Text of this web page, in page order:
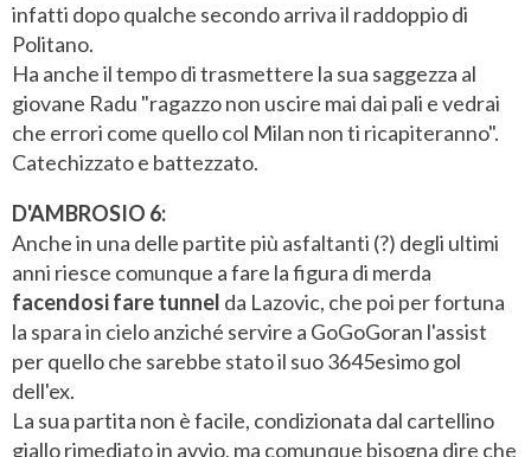
infatti dopo qualche secondo arriva il raddoppio di
Politano.
Ha anche il tempo di trasmettere la sua saggezza al
giovane Radu "ragazzo non uscire mai dai pali e vedrai
che errori come quello col Milan non ti ricapiteranno".
Catechizzato e battezzato.
D'AMBROSIO 6:
Anche in una delle partite più asfaltanti (?) degli ultimi
anni riesce comunque a fare la figura di merda
facendosi fare tunnel da Lazovic, che poi per fortuna
la spara in cielo anziché servire a GoGoGoran l'assist
per quello che sarebbe stato il suo 3645esimo gol
dell'ex.
La sua partita non è facile, condizionata dal cartellino
giallo rimediato in avvio, ma comunque bisogna dire che